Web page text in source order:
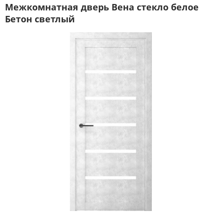
Межкомнатная дверь Вена стекло белое
Бетон светлый